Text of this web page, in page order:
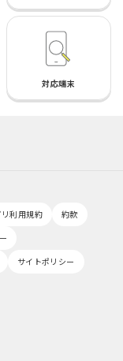
対応端末
リ利用規約
約款
サイトポリシー